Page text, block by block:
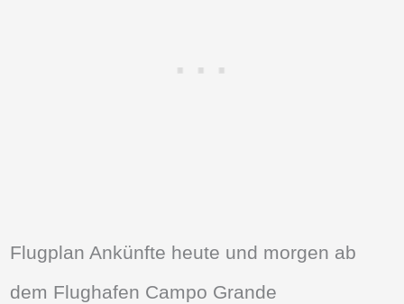
Flugplan Ankünfte heute und morgen ab
dem Flughafen Campo Grande